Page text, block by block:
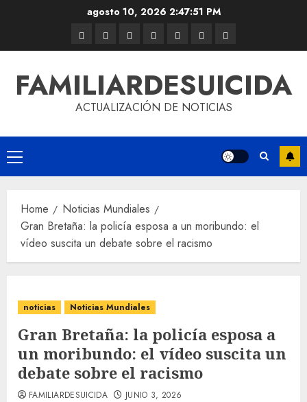
agosto 10, 2026 2:47:52 PM
FAMILIARDESUICIDA
ACTUALIZACIÓN DE NOTICIAS
Home
Noticias Mundiales
Gran Bretaña: la policía esposa a un moribundo: el
vídeo suscita un debate sobre el racismo
noticias Noticias Mundiales
Gran Bretaña: la policía esposa a
un moribundo: el vídeo suscita un
debate sobre el racismo
FAMILIARDESUICIDA JUNIO 3, 2026